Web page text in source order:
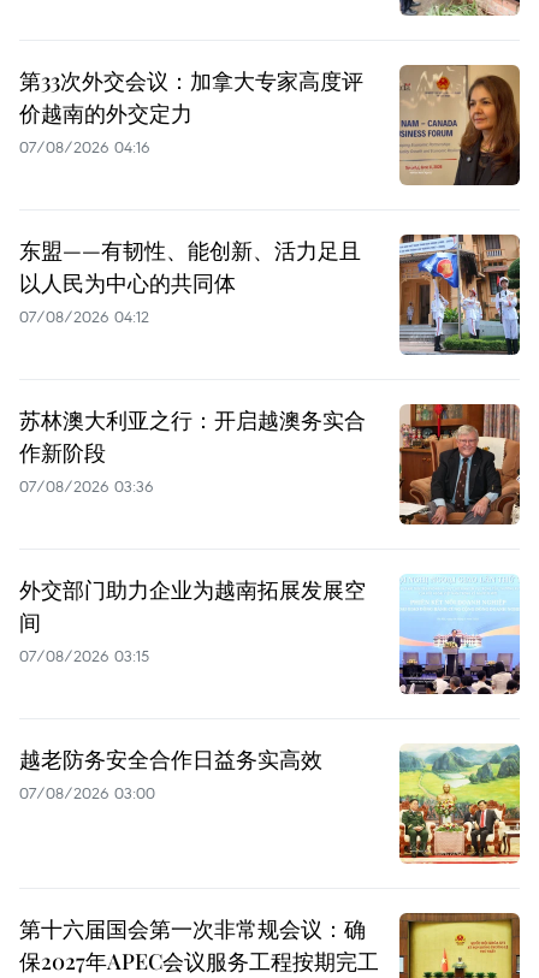
第33次外交会议：加拿大专家高度评
价越南的外交定力
07/08/2026 04:16
东盟——有韧性、能创新、活力足且
以人民为中心的共同体
07/08/2026 04:12
苏林澳大利亚之行：开启越澳务实合
作新阶段
07/08/2026 03:36
外交部门助力企业为越南拓展发展空
间
07/08/2026 03:15
越老防务安全合作日益务实高效
07/08/2026 03:00
第十六届国会第一次非常规会议：确
保2027年APEC会议服务工程按期完工